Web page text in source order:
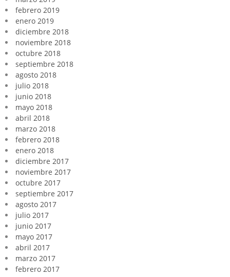
febrero 2019
enero 2019
diciembre 2018
noviembre 2018
octubre 2018
septiembre 2018
agosto 2018
julio 2018
junio 2018
mayo 2018
abril 2018
marzo 2018
febrero 2018
enero 2018
diciembre 2017
noviembre 2017
octubre 2017
septiembre 2017
agosto 2017
julio 2017
junio 2017
mayo 2017
abril 2017
marzo 2017
febrero 2017